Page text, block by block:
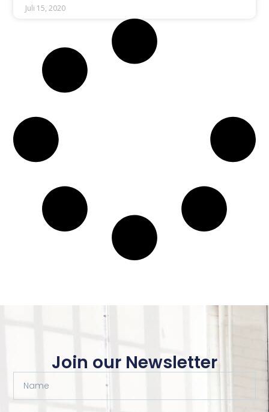
Juli 15, 2020
Join our Newsletter